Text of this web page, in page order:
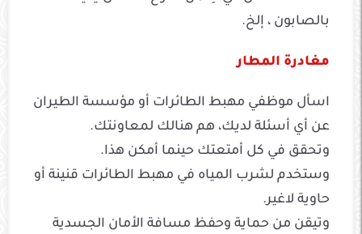
بالصابون ، إلخ.
مغادرة المطار
اسأل موظفي مهبط الطائرات أو مؤسسة الطيران
عن أي أسئلة لديك، هم هنالك لمعاونتك.
وتحقق في كل أمتعتك حينما أمكن هذا.
وستخدم لشرب المياه في مهبط الطائرات قنينة أو
حاوية لاغير.
وتيقن من حماية وحفظ مسافة الأمان الجسدية